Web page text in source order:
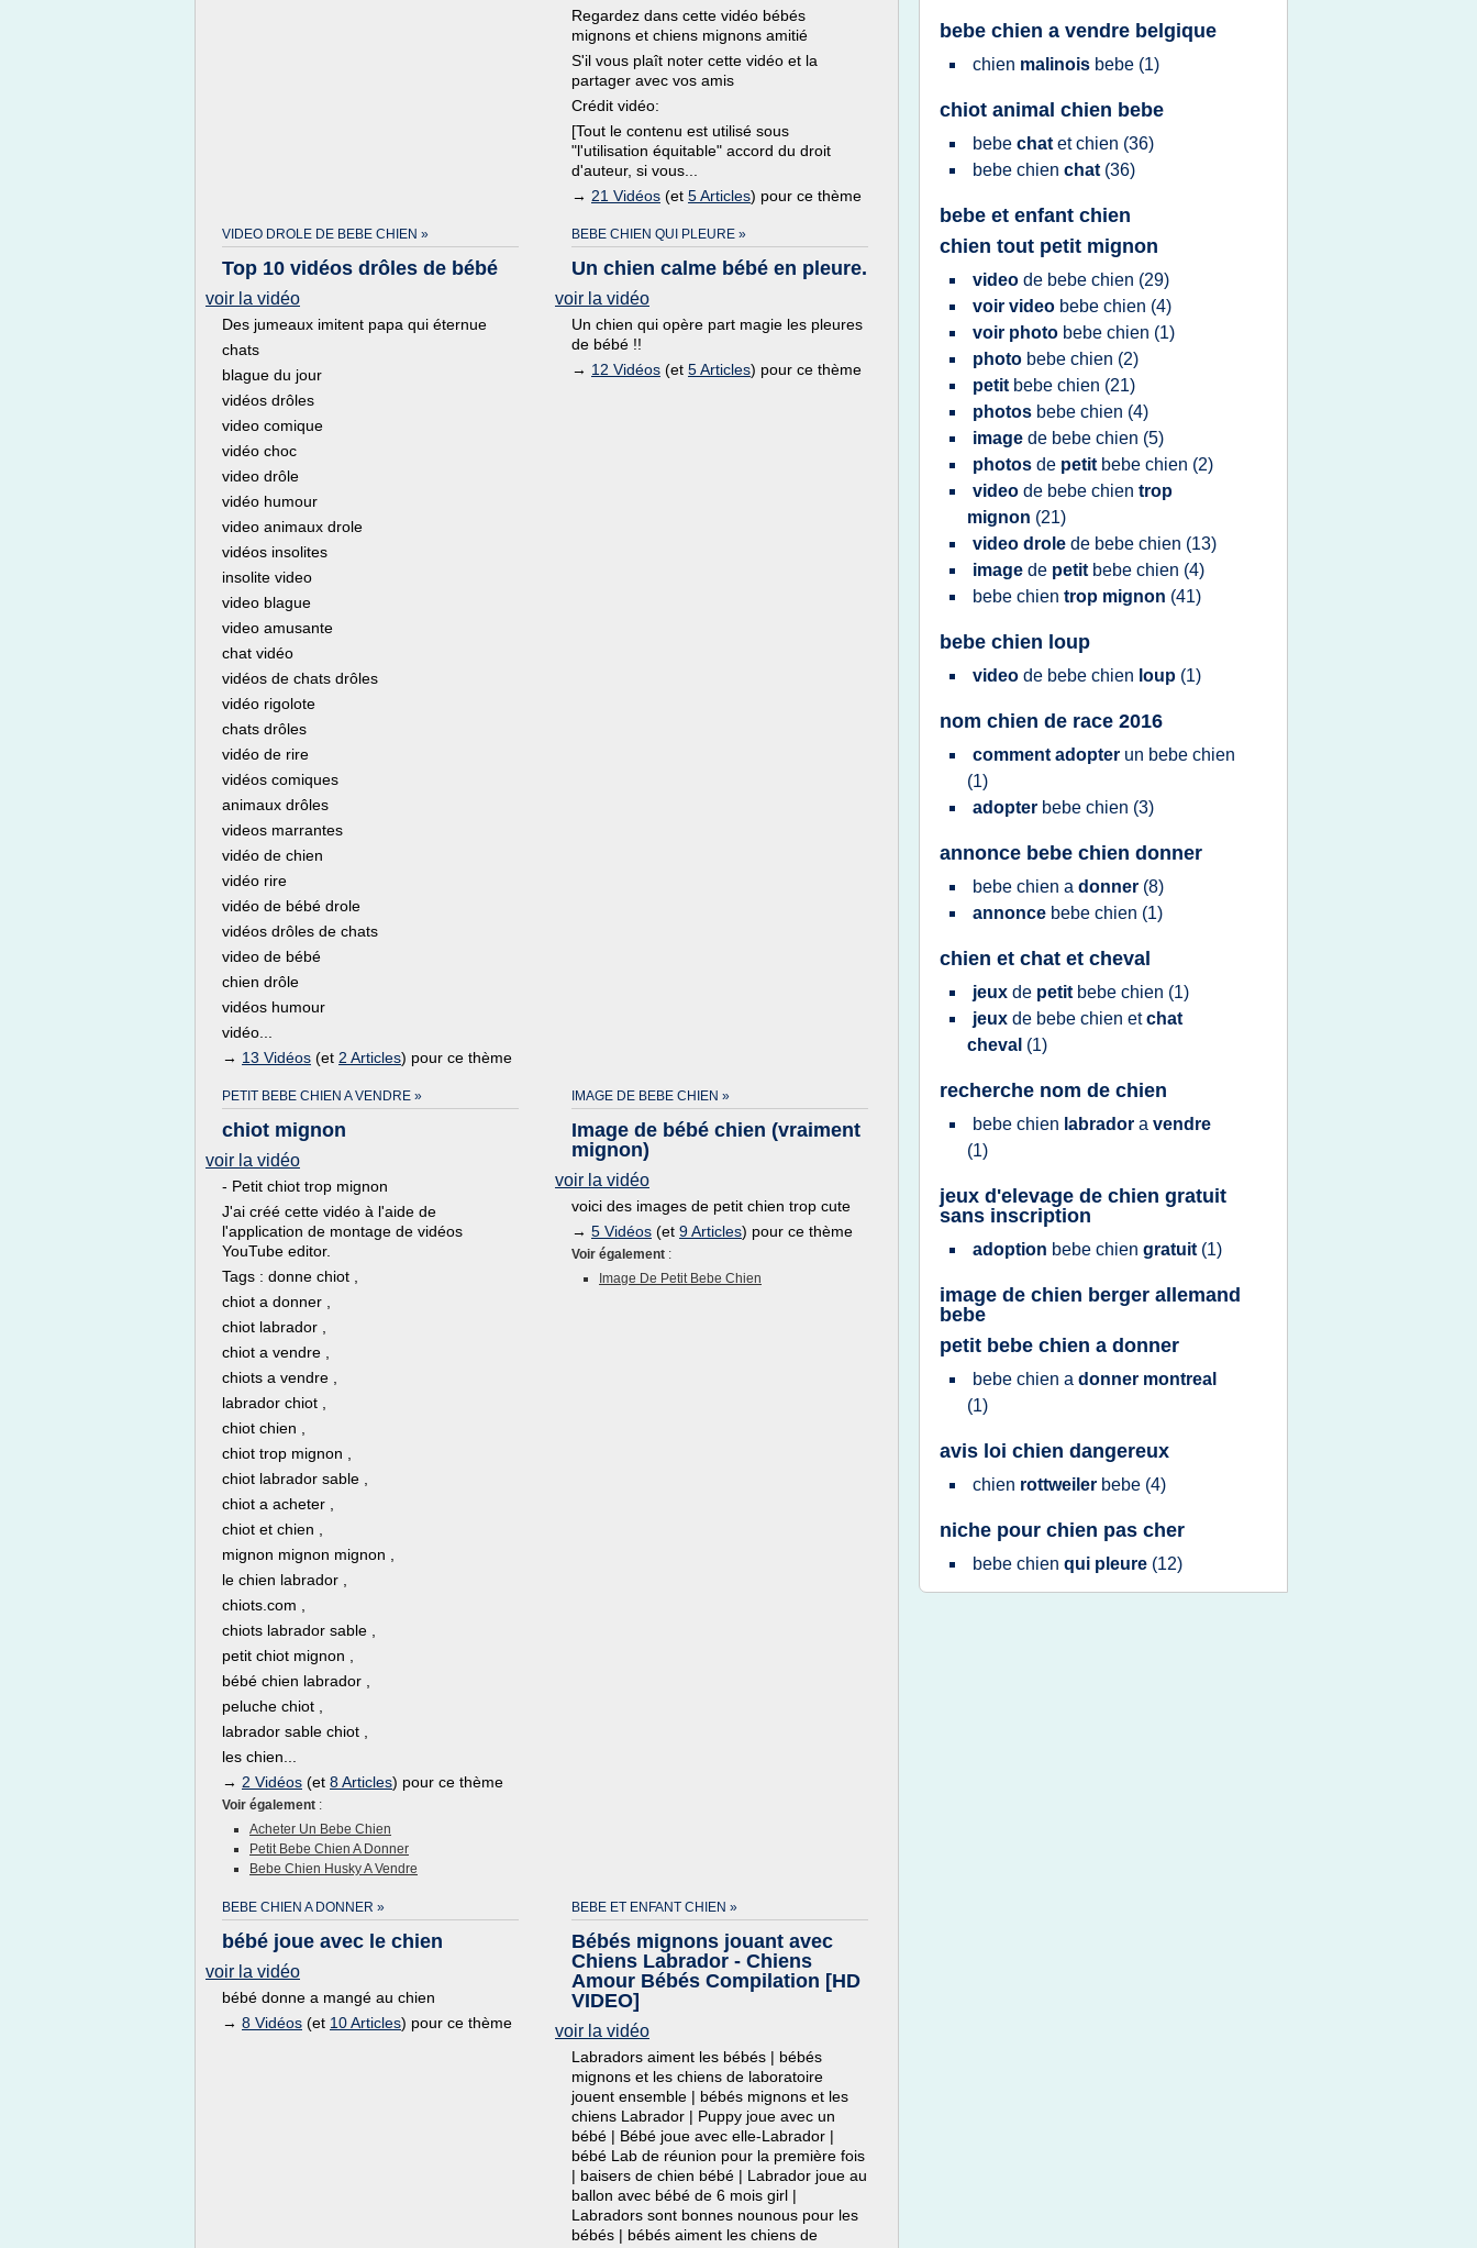
Regardez dans cette vidéo bébés
mignons et chiens mignons amitié
S'il vous plaît noter cette vidéo et la
partager avec vos amis
Crédit vidéo:
[Tout le contenu est utilisé sous
"l'utilisation équitable" accord du droit
d'auteur, si vous...
→ 21 Vidéos (et 5 Articles) pour ce thème
VIDEO DROLE DE BEBE CHIEN »
Top 10 vidéos drôles de bébé
voir la vidéo
Des jumeaux imitent papa qui éternue
chats
blague du jour
vidéos drôles
video comique
vidéo choc
video drôle
vidéo humour
video animaux drole
vidéos insolites
insolite video
video blague
video amusante
chat vidéo
vidéos de chats drôles
vidéo rigolote
chats drôles
vidéo de rire
vidéos comiques
animaux drôles
videos marrantes
vidéo de chien
vidéo rire
vidéo de bébé drole
vidéos drôles de chats
video de bébé
chien drôle
vidéos humour
vidéo...
→ 13 Vidéos (et 2 Articles) pour ce thème
BEBE CHIEN QUI PLEURE »
Un chien calme bébé en pleure.
voir la vidéo
Un chien qui opère part magie les pleures
de bébé !!
→ 12 Vidéos (et 5 Articles) pour ce thème
PETIT BEBE CHIEN A VENDRE »
chiot mignon
voir la vidéo
- Petit chiot trop mignon
J'ai créé cette vidéo à l'aide de
l'application de montage de vidéos
YouTube editor.
Tags : donne chiot ,
chiot a donner ,
chiot labrador ,
chiot a vendre ,
chiots a vendre ,
labrador chiot ,
chiot chien ,
chiot trop mignon ,
chiot labrador sable ,
chiot a acheter ,
chiot et chien ,
mignon mignon mignon ,
le chien labrador ,
chiots.com ,
chiots labrador sable ,
petit chiot mignon ,
bébé chien labrador ,
peluche chiot ,
labrador sable chiot ,
les chien...
→ 2 Vidéos (et 8 Articles) pour ce thème
Voir également :
Acheter Un Bebe Chien
Petit Bebe Chien A Donner
Bebe Chien Husky A Vendre
IMAGE DE BEBE CHIEN »
Image de bébé chien (vraiment
mignon)
voir la vidéo
voici des images de petit chien trop cute
→ 5 Vidéos (et 9 Articles) pour ce thème
Voir également :
Image De Petit Bebe Chien
BEBE CHIEN A DONNER »
bébé joue avec le chien
voir la vidéo
bébé donne a mangé au chien
→ 8 Vidéos (et 10 Articles) pour ce thème
BEBE ET ENFANT CHIEN »
Bébés mignons jouant avec
Chiens Labrador - Chiens
Amour Bébés Compilation [HD
VIDEO]
voir la vidéo
Labradors aiment les bébés | bébés
mignons et les chiens de laboratoire
jouent ensemble | bébés mignons et les
chiens Labrador | Puppy joue avec un
bébé | Bébé joue avec elle-Labrador |
bébé Lab de réunion pour la première fois
| baisers de chien bébé | Labrador joue au
ballon avec bébé de 6 mois girl |
Labradors sont bonnes nounous pour les
bébés | bébés aiment les chiens de
bebe chien a vendre belgique
chien malinois bebe (1)
chiot animal chien bebe
bebe chat etchien (36)
bebe chien chat (36)
bebe et enfant chien
chien tout petit mignon
video de bebe chien (29)
voir video bebe chien (4)
voir photo bebe chien (1)
photo bebe chien (2)
petit bebe chien (21)
photos bebe chien (4)
image de bebe chien (5)
photos de petit bebe chien (2)
video de bebe chien trop
mignon (21)
video drole de bebe chien (13)
image de petit bebe chien (4)
bebe chien trop mignon (41)
bebe chien loup
video de bebe chien loup (1)
nom chien de race 2016
comment adopter un bebe chien
(1)
adopter bebe chien (3)
annonce bebe chien donner
bebe chien a donner (8)
annonce bebe chien (1)
chien et chat et cheval
jeux de petit bebe chien (1)
jeux de bebe chien etchat
cheval (1)
recherche nom de chien
bebe chien labrador a vendre
(1)
jeux d'elevage de chien gratuit
sans inscription
adoption bebe chien gratuit (1)
image de chien berger allemand
bebe
petit bebe chien a donner
bebe chien a donner montreal
(1)
avis loi chien dangereux
chien rottweiler bebe (4)
niche pour chien pas cher
bebe chien qui pleure (12)